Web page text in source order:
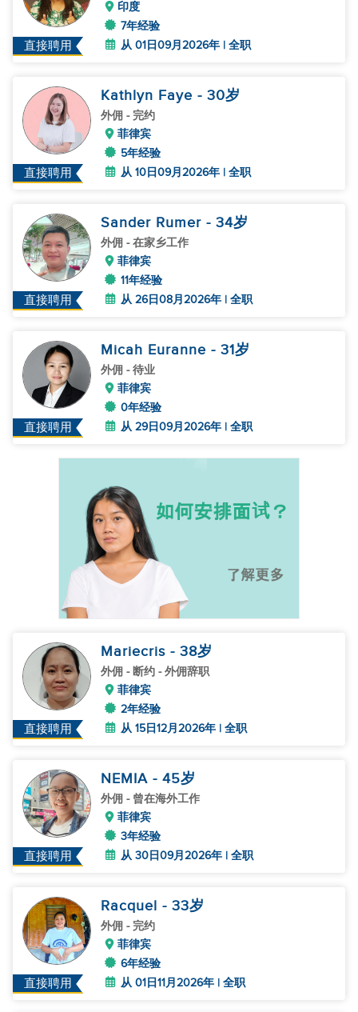
直接聘用
印度
7年经验
从 01日09月2026年 | 全职
直接聘用
Kathlyn Faye - 30岁
外佣 - 完约
菲律宾
5年经验
从 10日09月2026年 | 全职
直接聘用
Sander Rumer - 34岁
外佣 - 在家乡工作
菲律宾
11年经验
从 26日08月2026年 | 全职
直接聘用
Micah Euranne - 31岁
外佣 - 待业
菲律宾
0年经验
从 29日09月2026年 | 全职
直接聘用
Mariecris - 38岁
外佣 - 断约 - 外佣辞职
菲律宾
2年经验
从 15日12月2026年 | 全职
直接聘用
NEMIA - 45岁
外佣 - 曾在海外工作
菲律宾
3年经验
从 30日09月2026年 | 全职
直接聘用
Racquel - 33岁
外佣 - 完约
菲律宾
6年经验
从 01日11月2026年 | 全职